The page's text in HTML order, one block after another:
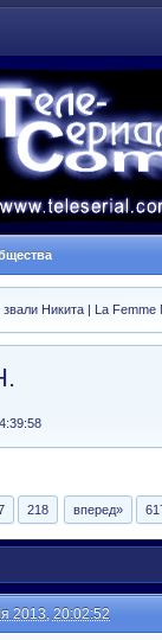
звали Никита | La Femme
218 вперед»
2013, 20:02:52